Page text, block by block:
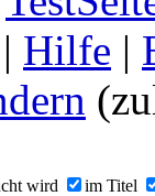
| Hilfe |
wird im Titel